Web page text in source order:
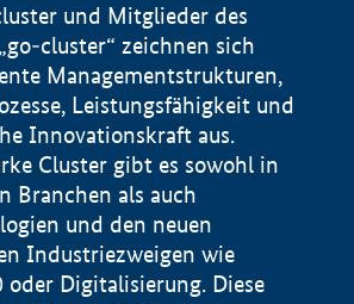
und Mitglieder des
cluster“ zeichnen sich
Managementstrukturen,
Leistungsfähigkeit und
Innovationskraft aus.
Cluster gibt es sowohl in
Branchen als auch
und den neuen
Industriezweigen wie
Digitalisierung. Diese